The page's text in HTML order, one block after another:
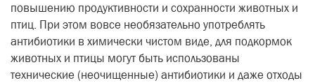
повышению продуктивности и сохранности животных и
птиц. При этом вовсе необязательно употреблять
антибиотики в химически чистом виде, для подкормок
животных и птицы могут быть использованы
технические (неочищенные) антибиотики и даже отходы